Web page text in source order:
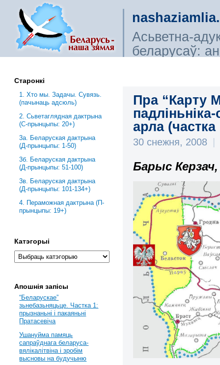
Асьветна-
беларусаў:
Пра “Карту
арла (частка
30 снежня, 2008 |
Барыс
Старонкі
1. Хто мы. Задачы. Сувязь.
(пачынаць адсюль)
2. Сьветаглядная дактрына
(С-прынцыпы: 20+)
3a. Беларуская дактрына
(Д-прынцыпы: 1-50)
3б. Беларуская дактрына
(Д-прынцыпы: 51-100)
3в. Беларуская дактрына
(Д-прынцыпы: 101-134+)
4. Пераможная дактрына (П-
прынцыпы: 19+)
Катэгорыі
Апошнія запісы
“Беларускае”
зьнебазьняцьце. Частка 1:
прызнаньні і пакаяньні
Пратасевіча
Ушануйма памяць
сапраўднага беларуса-
вялікалітвіна і зробім
высновы на будучыню